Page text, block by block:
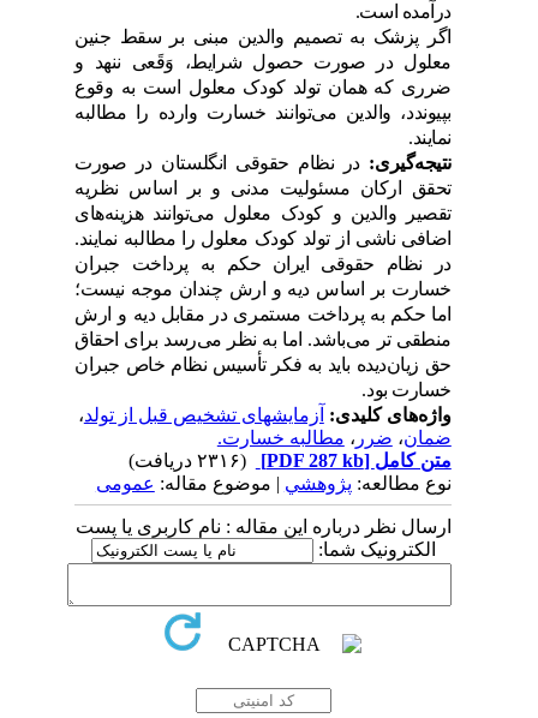
رآمده است.
اگر پزشک به تصمیم والدین مبنی بر سقط جنین
معلول د ر صورت حصول شرایط، وَقَعی ننهدو
ضرری که همان تولدکودک معلول است به وقوع
بپیوندد، والدین میتوانندخسارت وارد ه را مطالبه
نمایند.
نتیجهگیری:د ر نظام حقوقی انگلستان د ر صورت
تحقق ارکان مسئولیت مدنی و بر اساس نظریه
تقصیر والدین و کودک معلول میتوانندهزینههای
اضافی ناشی از تولدکودک معلول را مطالبه نمایند.
ر نظام حقوقی ایران حکم به پرد اخت جبران
خسارت بر اساس د یه و ارش چندان موجه نیست؛
اما حکم به پرد اخت مستمری د ر مقابل د یه و ارش
منطقی تر میباشد. اما به نظر میرسدبرای احقاق
حق زیاندیده بایدبه فکر تأسیس نظام خاص جبران
خسارت بود.
واژه‌های کلیدی:آزمایشهای تشخیص قبل از تولد،
ضمان،ضرر ، مطالبه خسارت.
متن کامل[PDF 287 kb]
نوع مطالعه:پژوهشي| موضوع مقاله:عمومى
ارسال نظر درباره این مقاله : نام کاربری یا پست
الکترونیک شما: